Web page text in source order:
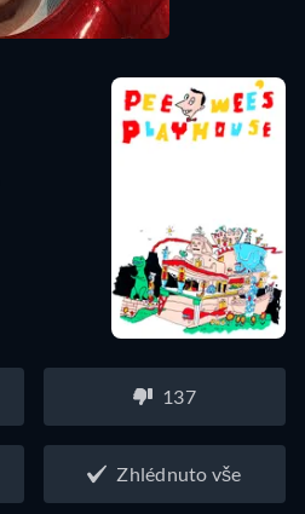
137
Zhlédnuto vše